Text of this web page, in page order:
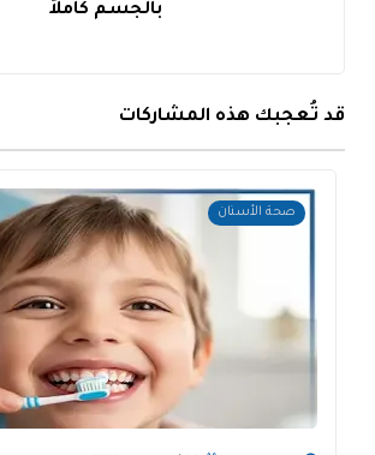
بالجسم كاملاً
قد تُعجبك هذه المشاركات
صحة الأسنان